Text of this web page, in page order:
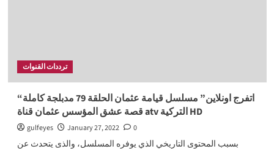
ترددات القنوات
“اتفرج اونلاين” مسلسل قيامة عثمان الحلقة 79 مدبلجة كاملة
قصة عشق المؤسس عثمان قناة atv التركية HD
gulfeyes January 27, 2022
0
بسبب المحتوى التاريخي الذي يوفره المسلسل، والذى يتحدث عن